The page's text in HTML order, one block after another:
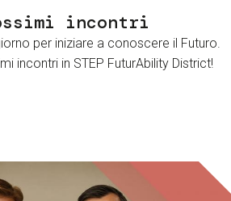
incontri
per iniziare a conoscere il Futuro.
incontri in STEP FuturAbility District!